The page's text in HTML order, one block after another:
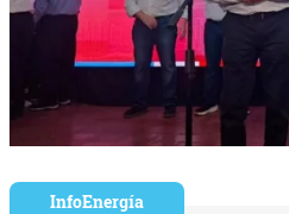
InfoEnergía